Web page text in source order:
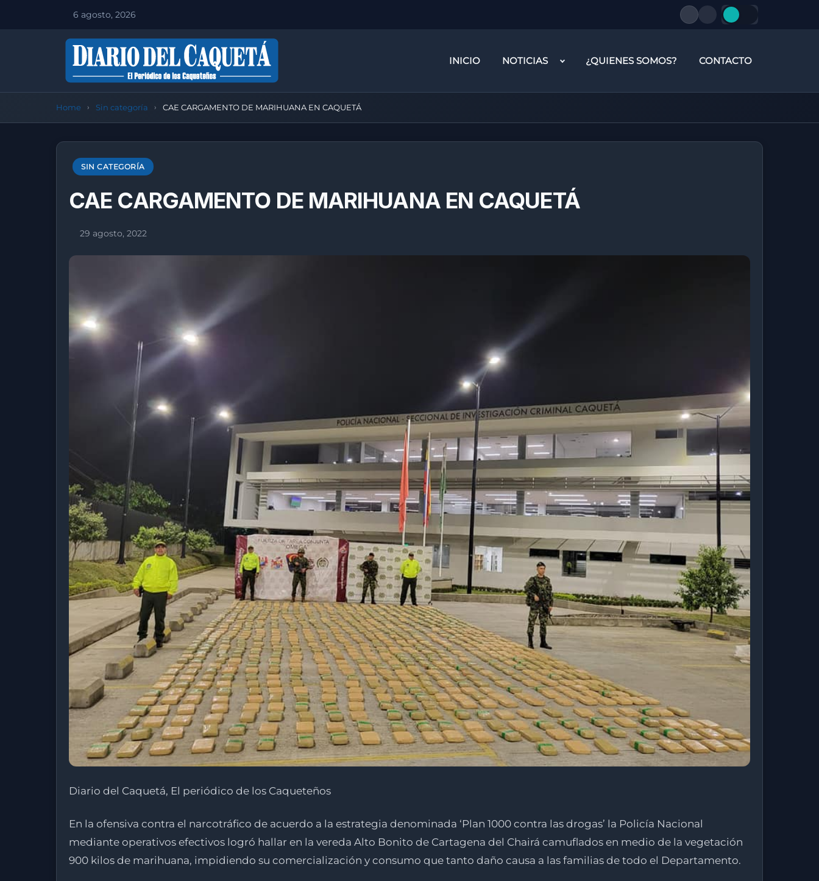
6 agosto, 2026
INICIO NOTICIAS ¿QUIENES SOMOS? CONTACTO
Home Sin categoría CAE CARGAMENTO DE MARIHUANA EN CAQUETÁ
SIN CATEGORÍA
CAE CARGAMENTO DE MARIHUANA EN CAQUETÁ
29 agosto, 2022
Diario del Caquetá, El periódico de los Caqueteños
En la ofensiva contra el narcotráfico de acuerdo a la estrategia denominada ‘Plan 1000 contra las drogas’ la Policía Nacional
mediante operativos efectivos logró hallar en la vereda Alto Bonito de Cartagena del Chairá camuflados en medio de la vegetación
900 kilos de marihuana, impidiendo su comercialización y consumo que tanto daño causa a las familias de todo el Departamento.